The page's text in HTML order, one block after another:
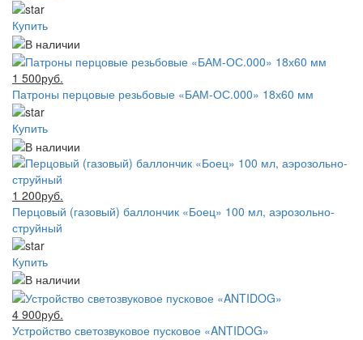
Купить
1 500руб.
Патроны перцовые резьбовые «БАМ-ОС.000» 18х60 мм
Купить
1 200руб.
Перцовый (газовый) баллончик «Боец» 100 мл, аэрозольно-
струйный
Купить
4 900руб.
Устройство светозвуковое пусковое «ANTIDOG»